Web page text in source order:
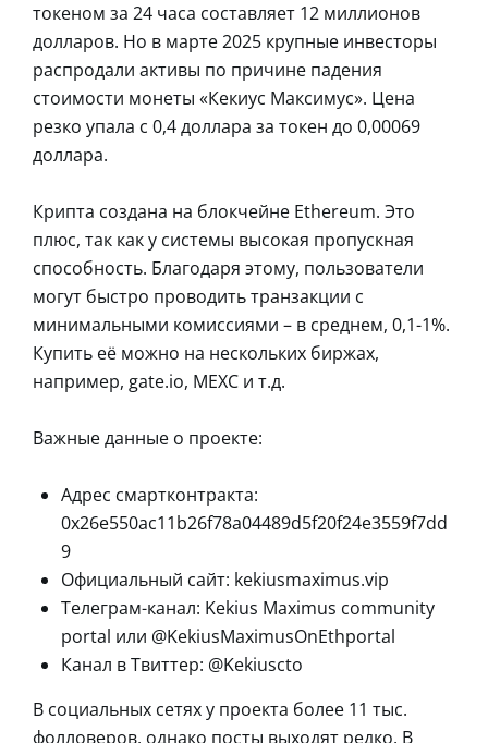
токеном за 24 часа составляет 12 миллионов
долларов. Но в марте 2025 крупные инвесторы
распродали активы по причине падения
стоимости монеты «Кекиус Максимус». Цена
резко упала с 0,4 доллара за токен до 0,00069
доллара.
Крипта создана на блокчейне Ethereum. Это
плюс, так как у системы высокая пропускная
способность. Благодаря этому, пользователи
могут быстро проводить транзакции с
минимальными комиссиями – в среднем, 0,1-1%.
Купить её можно на нескольких биржах,
например, gate.io, MEXC и т.д.
Важные данные о проекте:
Адрес смартконтракта:
0x26e550ac11b26f78a04489d5f20f24e3559f7dd
9
Официальный сайт: kekiusmaximus.vip
Телеграм-канал: Kekius Maximus community
portal или @KekiusMaximusOnEthportal
Канал в Твиттер: @Kekiuscto
В социальных сетях у проекта более 11 тыс.
фолловеров, однако посты выходят редко. В